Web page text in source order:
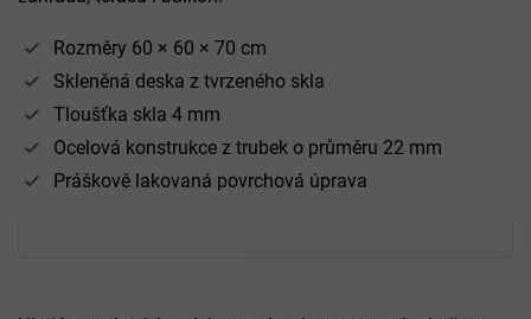
Rozměry 60 × 60 × 70 cm
Skleněná deska z tvrzeného skla
Tloušťka skla 4 mm
Ocelová konstrukce z trubek o průměru 22 mm
Práškově lakovaná povrchová úprava